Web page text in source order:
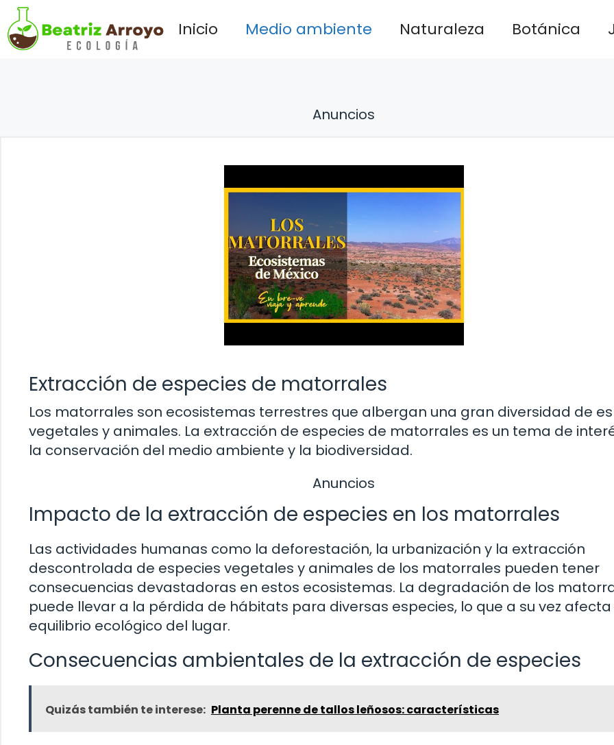
Saltar
al
contenido
Inicio Medio ambiente Naturaleza Botánica
Anuncios
Extracción de especies de matorrales
Los matorrales son ecosistemas terrestres que albergan una gran diversidad de
vegetales y animales. La extracción de especies de matorrales es un tema de
la conservación del medio ambiente y la biodiversidad.
Anuncios
Impacto de la extracción de especies en los matorrales
Las actividades humanas como la deforestación, la urbanización y la extracción
descontrolada de especies vegetales y animales de los matorrales pueden tener
consecuencias devastadoras en estos ecosistemas. La degradación de los
puede llevar a la pérdida de hábitats para diversas especies, lo que a su vez afecta
equilibrio ecológico del lugar.
Consecuencias ambientales de la extracción de especies
Quizás también te interese: Planta perenne de tallos leñosos: características